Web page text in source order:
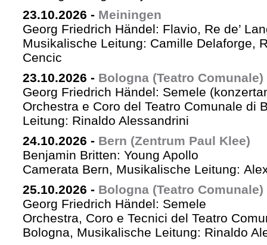
23.10.2026 - Meiningen
Georg Friedrich Händel: Flavio, Re de’
Musikalische Leitung: Camille Delaforge,
Cencic
23.10.2026 - Bologna (Teatro Comunale)
Georg Friedrich Händel: Semele
Orchestra e Coro del Teatro Comunale di
Leitung: Rinaldo Alessandrini
24.10.2026 - Bern (Zentrum Paul Klee)
Benjamin Britten: Young Apollo
Camerata Bern, Musikalische Leitung:
25.10.2026 - Bologna (Teatro Comunale)
Georg Friedrich Händel: Semele
Orchestra, Coro e Tecnici del Teatro
Bologna, Musikalische Leitung: Rinaldo